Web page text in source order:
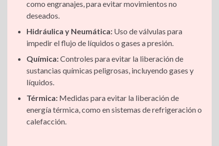
como engranajes, para evitar movimientos no
deseados.
Hidráulica y Neumática: Uso de válvulas para
impedir el flujo de líquidos o gases a presión.
Química:Controles para evitar la liberación de
sustancias químicas peligrosas, incluyendo gases y
líquidos.
Térmica: Medidas para evitar la liberación de
energía térmica, como en sistemas de refrigeración o
calefacción.